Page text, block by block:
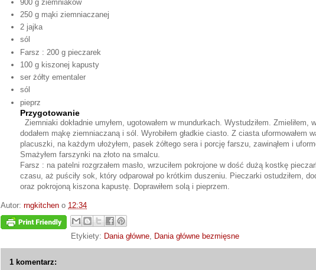
900 g ziemniaków
250 g mąki ziemniaczanej
2 jajka
sól
Farsz : 200 g pieczarek
100 g kiszonej kapusty
ser żółty ementaler
sól
pieprz
Przygotowanie
Ziemniaki dokładnie umyłem, ugotowałem w mundurkach. Wystudziłem. Zmieliłem,
dodałem mąkę ziemniaczaną i sól. Wyrobiłem gładkie ciasto. Z ciasta uformowałem
placuszki, na każdym ułożyłem, pasek żółtego sera i porcję farszu, zawinąłem i
Smażyłem farszynki na złoto na smalcu.
Farsz : na patelni rozgrzałem masło, wrzuciłem pokrojone w dość dużą kostkę
czasu, aż puściły sok, który odparował po krótkim duszeniu. Pieczarki ostudziłem,
oraz pokrojoną kiszona kapustę. Doprawiłem solą i pieprzem.
Autor: rngkitchen o 12:34
Etykiety: Dania główne, Dania główne bezmięsne
1 komentarz: